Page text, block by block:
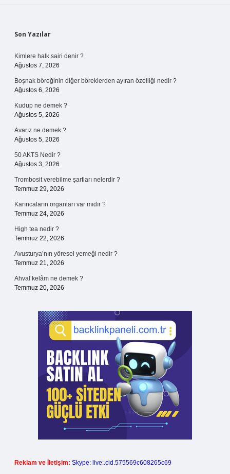
Sidebar
Son Yazılar
Kimlere halk sairi denir ?
Ağustos 7, 2026
Boşnak böreğinin diğer böreklerden ayıran özelliği nedir ?
Ağustos 6, 2026
Kudup ne demek ?
Ağustos 5, 2026
Avarız ne demek ?
Ağustos 5, 2026
50 AKTS Nedir ?
Ağustos 3, 2026
Trombosit verebilme şartları nelerdir ?
Temmuz 29, 2026
Karıncaların organları var mıdır ?
Temmuz 24, 2026
High tea nedir ?
Temmuz 22, 2026
Avusturya’nın yöresel yemeği nedir ?
Temmuz 21, 2026
Ahval kelâm ne demek ?
Temmuz 20, 2026
Reklam ve İletişim: Skype: live:.cid.575569c608265c69